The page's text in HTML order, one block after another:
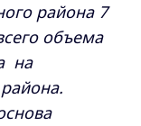
района 7
объема
на